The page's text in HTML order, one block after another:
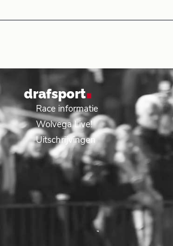
drafsport.
Race informatie
Wolvega Live!
Uitschrijvingen